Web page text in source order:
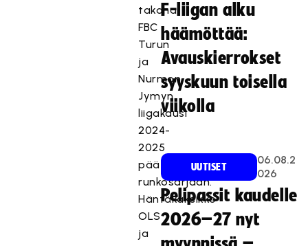
takana
FBC
Turun
ja
Nurmon
Jymyn
liigakausi
2024-
2025
päättyi
runkosarjaan.
Häntäkaksikko
OLS
ja
F-liigan alku
häämöttää:
Avauskierrokset
syyskuun toisella
viikolla
UUTISET
06.08.2
026
Pelipassit kaudelle
2026–27 nyt